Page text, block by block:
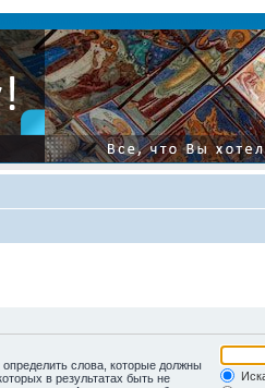
определить слова, которые должны
в результатах быть не